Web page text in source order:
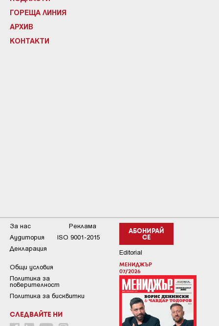
ГОРЕЩА ЛИНИЯ
АРХИВ
КОНТАКТИ
АБОНИРАЙ
СЕ
Editorial
МЕНИДЖЪР
07/2026
За нас
Реклама
Аудитория
ISO 9001-2015
Декларация
Общи условия
Пoлитикa зa
пoвepитeлнocт
Политика за бисквитки
СЛЕДВАЙТЕ НИ